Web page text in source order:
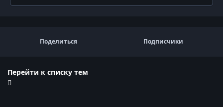
Поделиться Подписчики
Перейти к списку тем